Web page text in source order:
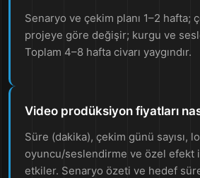
Senaryo ve çekim planı 1–2 hafta;
projeye göre değişir; kurgu ve
Toplam 4–8 hafta civarı yaygındır.
Video prodüksiyon fiyatları
Süre (dakika), çekim günü sayısı,
oyuncu/seslendirme ve özel efekt
etkiler. Senaryo özeti ve hedef